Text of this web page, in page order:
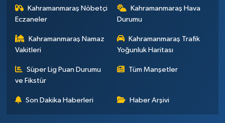
Kahramanmaraş Nöbetçi
Eczaneler
Kahramanmaraş Hava
Durumu
Kahramanmaraş Namaz
Vakitleri
Kahramanmaraş Trafik
Yoğunluk Haritası
Süper Lig Puan Durumu
ve Fikstür
Tüm Manşetler
Son Dakika Haberleri Haber Arşivi